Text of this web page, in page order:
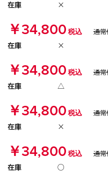
在庫 ×
￥34,800税込 通
在庫
×
￥34,800税込 通
在庫
△
￥34,800税込 通
在庫
×
￥34,800税込 通
在庫
○